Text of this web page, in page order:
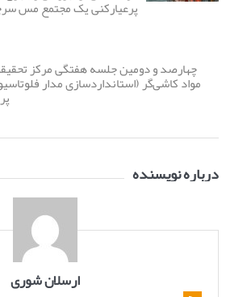
پرعیارکنی یک مجتمع مس
چهارصد و دومین جلسه هفتگی مرکز
مواد کاشی‌گر (استانداردسازی مدار
درباره نویسنده
ارسلان شوری